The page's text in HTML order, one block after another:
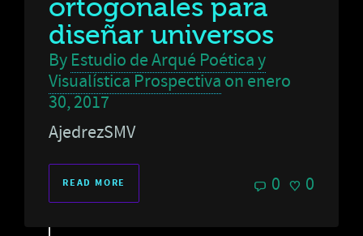
ortogonales para
diseñar universos
By Estudio de Arqué Poética y
Visualística Prospectiva on enero
30, 2017
AjedrezSMV
READ MORE 0 0